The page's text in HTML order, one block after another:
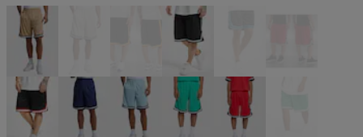
beige beige schwarz schwarz schwarz